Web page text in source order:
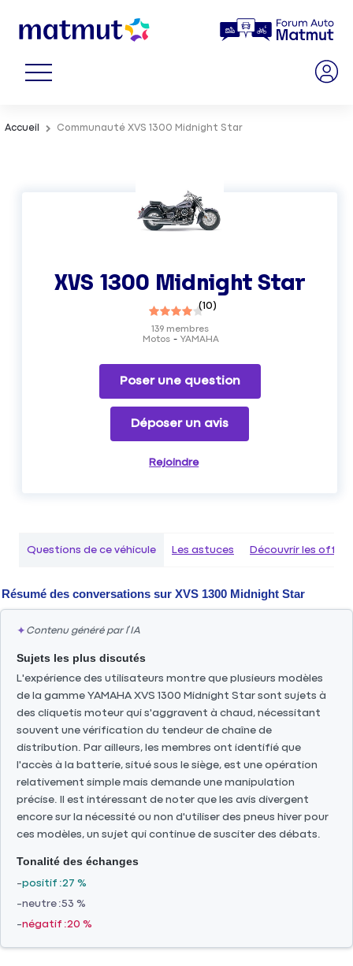
Accueil Communauté XVS 1300 Midnight Star
XVS 1300 Midnight Star
(10)
Motos YAMAHA
139membres
Poser une question
Déposer un avis
Rejoindre
Questions de ce véhicule Les astuces Découvrir les
Résumé des conversations sur XVS 1300 Midnight Star
✦ Contenu généré par l’IA
Sujets les plus discutés
L'expérience des utilisateurs montre que plusieurs modèles
de la gamme YAMAHA XVS 1300 Midnight Star sont sujets à
des cliquetis moteur qui s'aggravent à chaud, nécessitant
souvent une vérification du tendeur de chaîne de
distribution. Par ailleurs, les membres ont identifié que
l'accès à la batterie, situé sous le siège, est une opération
relativement simple mais demande une manipulation
précise. Il est intéressant de noter que les avis divergent
encore sur la nécessité ou non d'utiliser des pneus hiver pour
ces modèles, un sujet qui continue de susciter des débats.
Tonalité des échanges
positif 27 %
neutre 53 %
négatif 20 %